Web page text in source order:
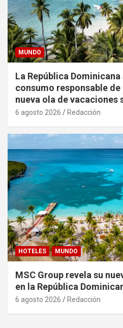
MUNDO
La República Dominicana
consumo responsable
nueva ola de vacaciones
6 agosto 2026 Redacción
HOTELES MUNDO
MSC Group revela su
en la República
6 agosto 2026 Redacción